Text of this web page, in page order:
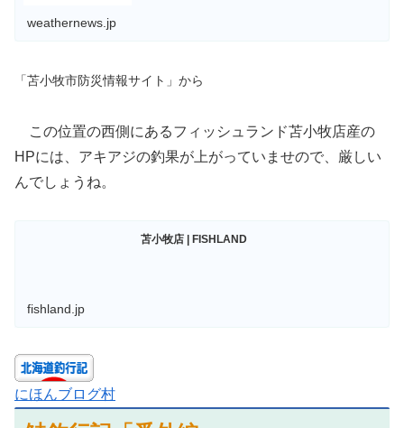
weathernews.jp
「苫小牧市防災情報サイト」から
この位置の西側にあるフィッシュランド苫小牧店産の
HPには、アキアジの釣果が上がっていませので、厳しい
んでしょうね。
苫小牧店 | FISHLAND
fishland.jp
にほんブログ村